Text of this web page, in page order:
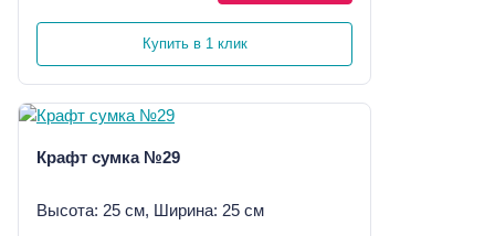
Купить в 1 клик
Крафт сумка №29
Высота: 25 см, Ширина: 25 см